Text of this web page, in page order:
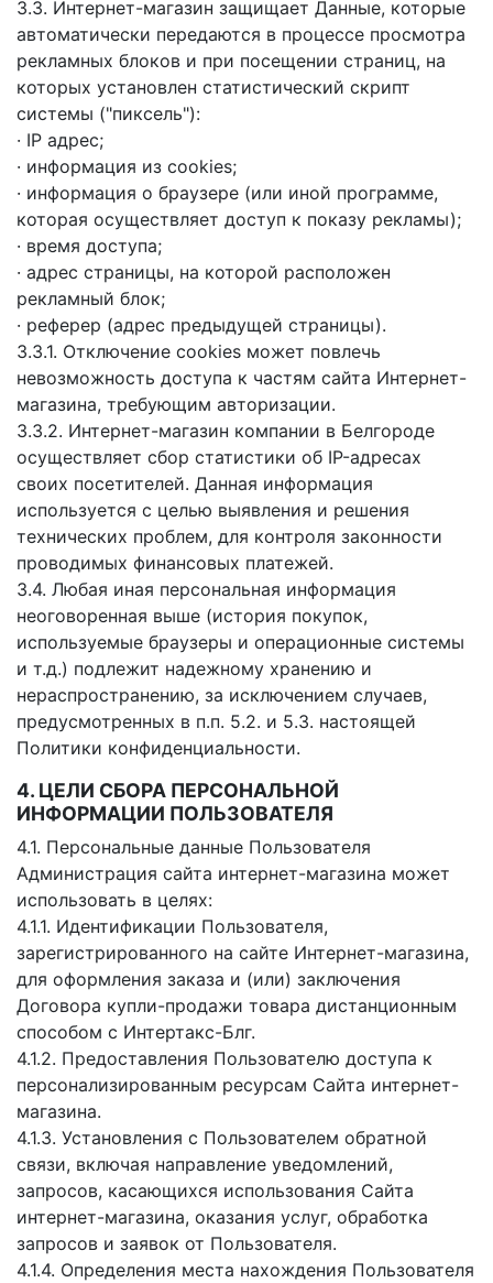
3.3. Интернет-магазин защищает Данные, которые
автоматически передаются в процессе просмотра
рекламных блоков и при посещении страниц, на
которых установлен статистический скрипт
системы ("пиксель"):
· IP адрес;
· информация из cookies;
· информация о браузере (или иной программе,
которая осуществляет доступ к показу рекламы);
· время доступа;
· адрес страницы, на которой расположен
рекламный блок;
· реферер (адрес предыдущей страницы).
3.3.1. Отключение cookies может повлечь
невозможность доступа к частям сайта Интернет-
магазина, требующим авторизации.
3.3.2. Интернет-магазин компании в Белгороде
осуществляет сбор статистики об IP-адресах
своих посетителей. Данная информация
используется с целью выявления и решения
технических проблем, для контроля законности
проводимых финансовых платежей.
3.4. Любая иная персональная информация
неоговоренная выше (история покупок,
используемые браузеры и операционные системы
и т.д.) подлежит надежному хранению и
нераспространению, за исключением случаев,
предусмотренных в п.п. 5.2. и 5.3. настоящей
Политики конфиденциальности.
4. ЦЕЛИ СБОРА ПЕРСОНАЛЬНОЙ
ИНФОРМАЦИИ ПОЛЬЗОВАТЕЛЯ
4.1. Персональные данные Пользователя
Администрация сайта интернет-магазина может
использовать в целях:
4.1.1. Идентификации Пользователя,
зарегистрированного на сайте Интернет-магазина,
для оформления заказа и (или) заключения
Договора купли-продажи товара дистанционным
способом с Интертакс-Блг.
4.1.2. Предоставления Пользователю доступа к
персонализированным ресурсам Сайта интернет-
магазина.
4.1.3. Установления с Пользователем обратной
связи, включая направление уведомлений,
запросов, касающихся использования Сайта
интернет-магазина, оказания услуг, обработка
запросов и заявок от Пользователя.
4.1.4. Определения места нахождения Пользователя